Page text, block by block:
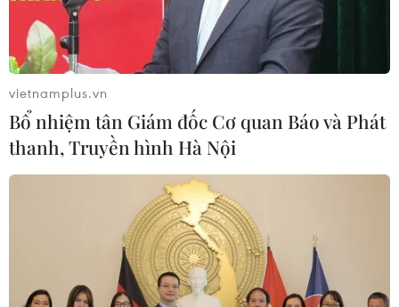
Ảnh minh họa. (Ảnh: Đinh Hương/TTXVN)
Ngày 27/5, thông tin từ Bệnh viện Nhi đồng
Thành phố Hồ Chí Minh, đơn vị này vừa cứu
vietnamplus.vn
Bổ nhiệm tân Giám đốc Cơ quan Báo và Phát
thanh, Truyền hình Hà Nội